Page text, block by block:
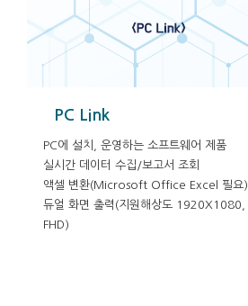
PC Link
PC에 설치, 운영하는 소프트웨어 제품
실시간 데이터 수집/보고서 조회
액셀 변환(Microsoft Office Excel 필요)
듀얼 화면 출력(지원해상도 1920X1080,
FHD)